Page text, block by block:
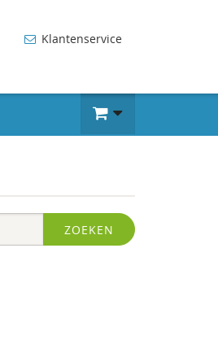
Klantenservice
ZOEKEN